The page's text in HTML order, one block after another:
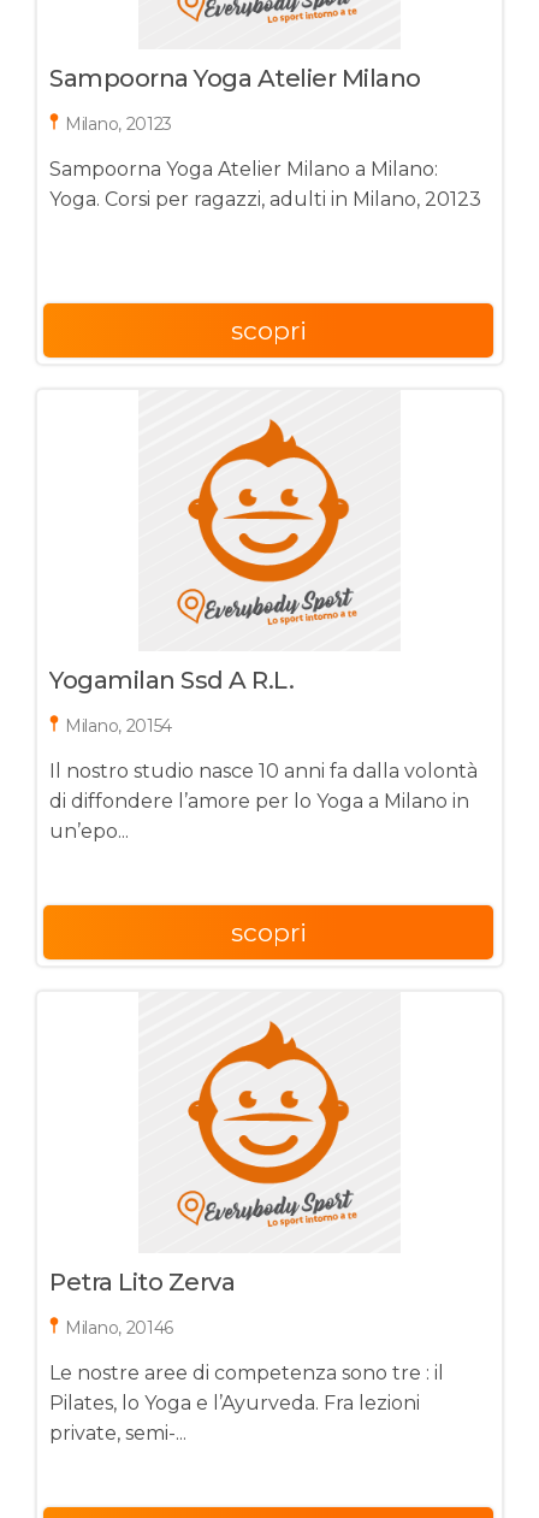
Sampoorna Yoga Atelier Milano
Milano, 20123
Sampoorna Yoga Atelier Milano a Milano:
Yoga. Corsi per ragazzi, adulti in Milano, 20123
scopri
Yogamilan Ssd A R.l.
Milano, 20154
Il nostro studio nasce 10 anni fa dalla volontà
di diffondere l’amore per lo Yoga a Milano in
un’epo...
scopri
Petra Lito Zerva
Milano, 20146
Le nostre aree di competenza sono tre : il
Pilates, lo Yoga e l’Ayurveda. Fra lezioni
private, semi-...